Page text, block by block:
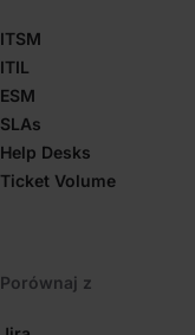
ITSM
ITIL
ESM
SLAs
Help Desks
Ticket Volume
Porównaj z